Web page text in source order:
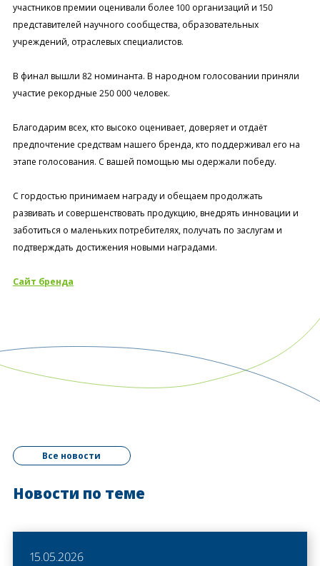
участников премии оценивали более 100 организаций и 150
представителей научного сообщества, образовательных
учреждений, отраслевых специалистов.
В финал вышли 82 номинанта. В народном голосовании приняли
участие рекордные 250 000 человек.
Благодарим всех, кто высоко оценивает, доверяет и отдаёт
предпочтение средствам нашего бренда, кто поддерживал его на
этапе голосования. С вашей помощью мы одержали победу.
С гордостью принимаем награду и обещаем продолжать
развивать и совершенствовать продукцию, внедрять инновации и
заботиться о маленьких потребителях, получать по заслугам и
подтверждать достижения новыми наградами.
Сайт бренда
Все новости
Новости по теме
15.05.2026